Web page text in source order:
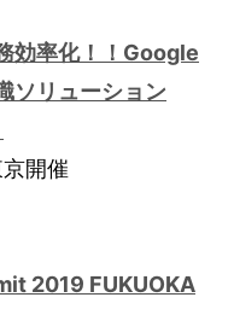
効率化！！Google
ソリューション
開催
2019 FUKUOKA